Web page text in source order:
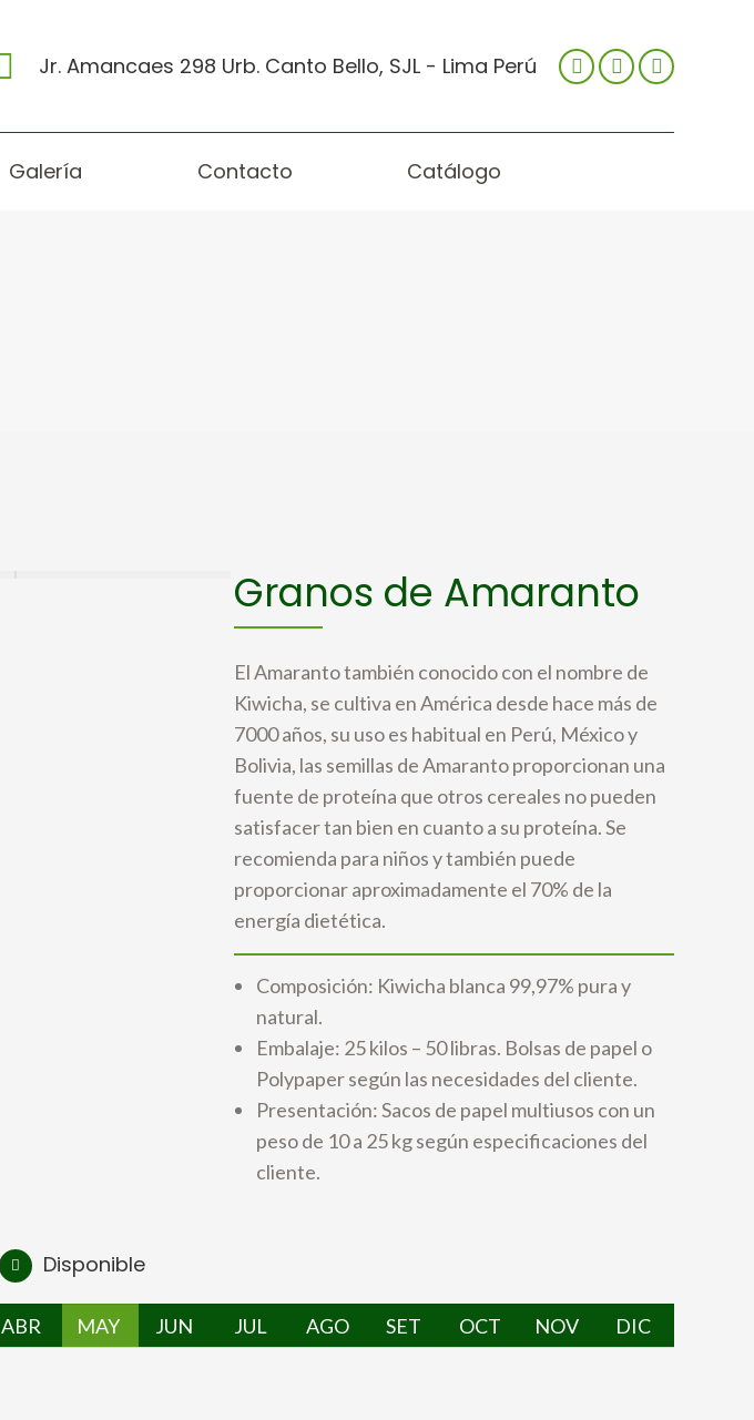
Jr. Amancaes 298 Urb. Canto Bello, SJL - Lima Perú
Galería Contacto Catálogo
Granos de Amaranto
El Amaranto también conocido con el nombre de
Kiwicha, se cultiva en América desde hace más de
7000 años, su uso es habitual en Perú, México y
Bolivia, las semillas de Amaranto proporcionan una
fuente de proteína que otros cereales no pueden
satisfacer tan bien en cuanto a su proteína. Se
recomienda para niños y también puede
proporcionar aproximadamente el 70% de la
energía dietética.
Composición: Kiwicha blanca 99,97% pura y
natural.
Embalaje: 25 kilos – 50 libras. Bolsas de papel o
Polypaper según las necesidades del cliente.
Presentación: Sacos de papel multiusos con un
peso de 10 a 25 kg según especificaciones del
cliente.
Disponible
ABR MAY JUN JUL AGO SET OCT NOV DIC